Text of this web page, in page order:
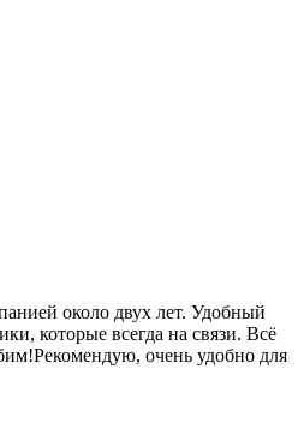
около двух лет. Удобный
которые всегда на связи. Всё
очень удобно для